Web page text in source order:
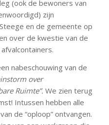
(ook de bewoners van
zijn
en de gemeente op
over de kwestie van de
nabeschouwing van de
over
Ruimte”. We zien terug
Intussen hebben alle
de “oploop” ontvangen.